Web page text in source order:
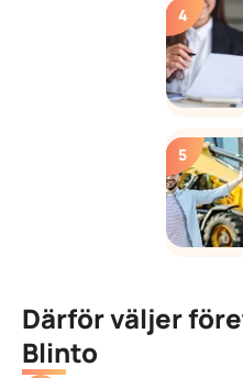
Därför väljer
Blinto